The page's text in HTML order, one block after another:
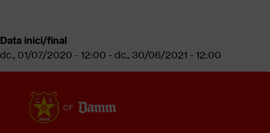
Data inici/final
dc., 01/07/2020 - 12:00 - dc., 30/06/2021 - 12:00